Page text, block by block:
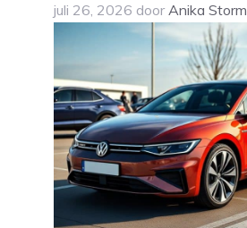
juli 26, 2026 door Anika Storm